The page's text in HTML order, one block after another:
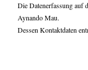
Die Datenerfassung auf
Aynando Mau.
Dessen Kontaktdaten